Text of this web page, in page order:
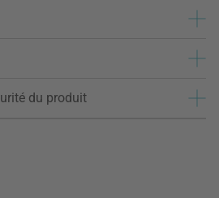
du produit